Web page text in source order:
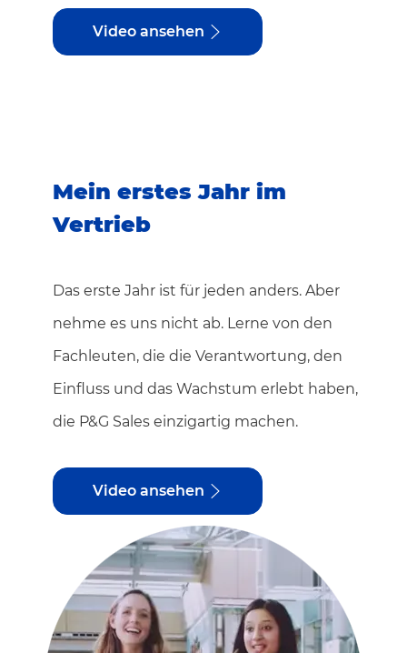
Video ansehen
Mein erstes Jahr im
Vertrieb
Das erste Jahr ist für jeden anders. Aber
nehme es uns nicht ab. Lerne von den
Fachleuten, die die Verantwortung, den
Einfluss und das Wachstum erlebt haben,
die P&G Sales einzigartig machen.
Video ansehen